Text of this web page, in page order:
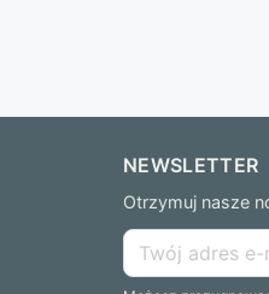
NEWSLETTER
Otrzymuj nasze